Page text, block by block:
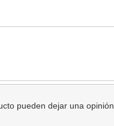
pueden dejar una opinión.